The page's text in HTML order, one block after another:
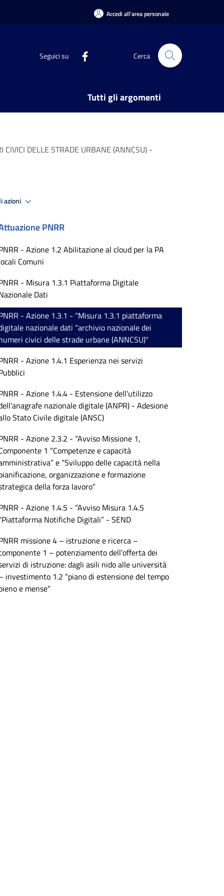
Accedi all'area personale
Seguici su Cerca
Tutti gli argomenti
DELLE STRADE URBANE (ANNCSU) -
azioni
PNRR
- Azione 1.2 Abilitazione al cloud per la PA
Comuni
- Misura 1.3.1 Piattaforma Digitale
Dati
- Azione 1.3.1 - “Misura 1.3.1 piattaforma
nazionale dati “archivio nazionale dei
civici delle strade urbane (ANNCSU)"
- Azione 1.4.1 Esperienza nei servizi
- Azione 1.4.4 - Estensione dell'utilizzo
nazionale digitale (ANPR) - Adesione
Stato Civile digitale (ANSC)
- Azione 2.3.2 - “Avviso Missione 1,
1 “Competenze e capacità
e “Sviluppo delle capacità nella
organizzazione e formazione
della forza lavoro”
- Azione 1.4.5 - “Avviso Misura 1.4.5
Notifiche Digitali” - SEND
missione 4 – istruzione e ricerca –
1 – potenziamento dell’offerta dei
di istruzione: dagli asili nido alle università
investimento 1.2 “piano di estensione del tempo
e mense”